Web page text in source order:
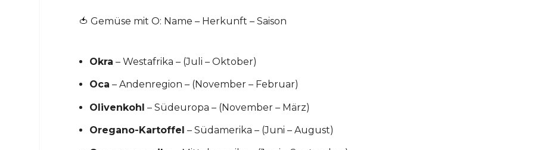
🍅 Gemüse mit O: Name – Herkunft – Saison
Okra – Westafrika – (Juli – Oktober)
Oca – Andenregion – (November – Februar)
Olivenkohl – Südeuropa – (November – März)
Oregano-Kartoffel – Südamerika – (Juni – August)